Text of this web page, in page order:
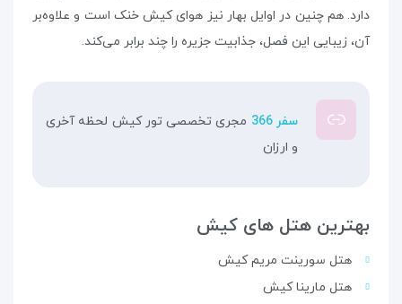
دارد. هم چنین در اوایل بهار نیز هوای کیش خنک است و علاوه‌بر
آن، زیبایی این فصل، جذابیت جزیره را چند برابر می‌کند.
سفر 366
مجری تخصصی تور کیش لحظه آخری
و ارزان
بهترین هتل های کیش
هتل سورینت مریم کیش
هتل مارینا کیش